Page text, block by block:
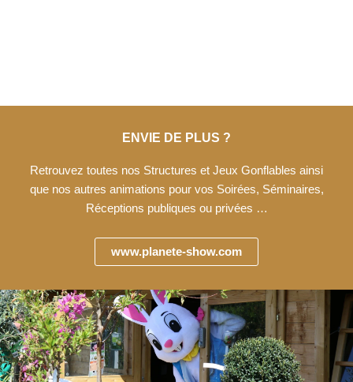
ENVIE DE PLUS ?
Retrouvez toutes nos Structures et Jeux Gonflables ainsi
que nos autres animations pour vos Soirées, Séminaires,
Réceptions publiques ou privées …
www.planete-show.com